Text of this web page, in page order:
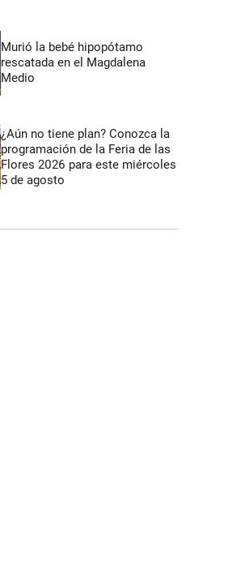
Murió la bebé hipopótamo
rescatada en el Magdalena
Medio
¿Aún no tiene plan? Conozca la
programación de la Feria de las
Flores 2026 para este miércoles
5 de agosto